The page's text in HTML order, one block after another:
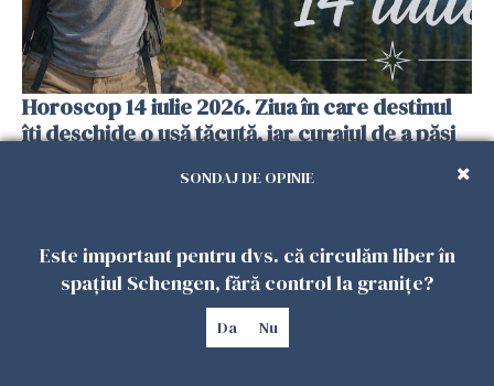
Horoscop 14 iulie 2026. Ziua în care destinul
îți deschide o ușă tăcută, iar curajul de a păși
SONDAJ DE OPINIE
Este important pentru dvs. că circulăm liber în
spațiul Schengen, fără control la granițe?
Da Nu